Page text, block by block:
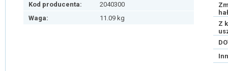
Kod producenta:
2040300
Waga:
11.09 kg
Z